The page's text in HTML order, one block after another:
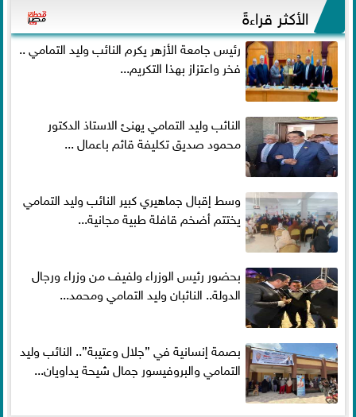
الأكثر قراءةً
رئيس جامعة الأزهر يكرم النائب وليد التمامي ..
فخر واعتزاز بهذا التكريم...
النائب وليد التمامي يهنئ الاستاذ الدكتور
محمود صديق تكليفة قائم باعمال ...
وسط إقبال جماهيري كبير النائب وليد التمامي
يختتم أضخم قافلة طبية مجانية...
بحضور رئيس الوزراء ولفيف من وزراء ورجال
الدولة.. النائبان وليد التمامي ومحمد...
بصمة إنسانية في ”جلال وعتيبة”.. النائب وليد
التمامي والبروفيسور جمال شيحة يداويان...